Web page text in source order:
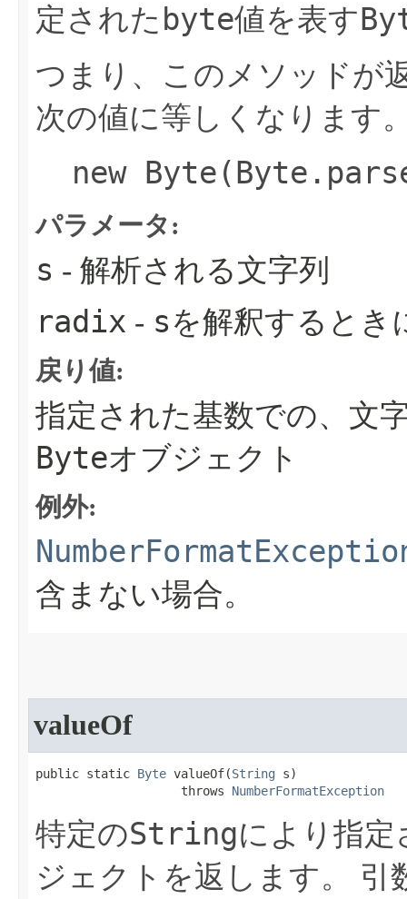
定された byte値を表す
つまり、このメソッドが
次の値に等しくなります
new
パラメータ:
s - 解析される文字列
radix - sを解釈するとき
戻り値:
指定された基数での、文
Byteオブジェクト
例外:
含まない場合。
valueOf
public static Byte valueOf​(String s)
                    throws
NumberFormatException
特定のStringにより指定
ジェクトを返します。
引